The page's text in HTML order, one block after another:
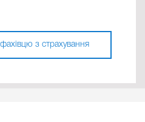
з страхування